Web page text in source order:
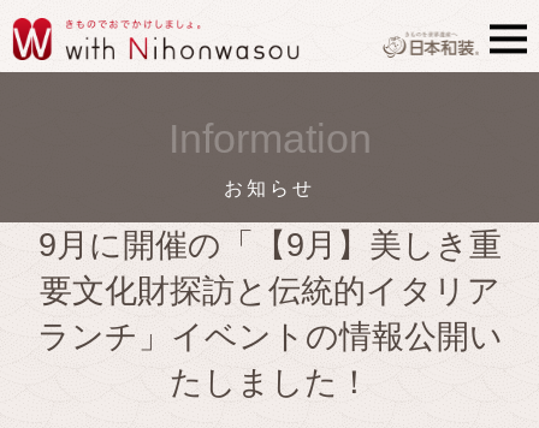
Information
お知らせ
9月に開催の「【9月】美しき重
要文化財探訪と伝統的イタリア
ランチ」イベントの情報公開い
たしました！